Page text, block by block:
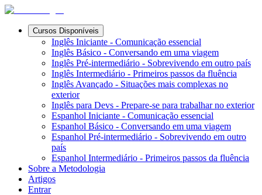
Cursos Disponíveis
Inglês Iniciante - Comunicação essencial
Inglês Básico - Conversando em uma viagem
Inglês Pré-intermediário - Sobrevivendo em outro país
Inglês Intermediário - Primeiros passos da fluência
Inglês Avançado - Situações mais complexas no
exterior
Inglês para Devs - Prepare-se para trabalhar no exterior
Espanhol Iniciante - Comunicação essencial
Espanhol Básico - Conversando em uma viagem
Espanhol Pré-intermediário - Sobrevivendo em outro
país
Espanhol Intermediário - Primeiros passos da fluência
Sobre a Metodologia
Artigos
Entrar